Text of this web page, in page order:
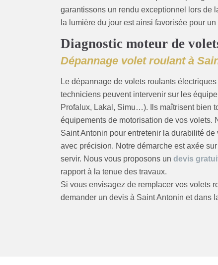
garantissons un rendu exceptionnel lors de
la lumière du jour est ainsi favorisée pour
Diagnostic moteur de
Dépannage volet roulant à
Le dépannage de volets roulants
techniciens peuvent intervenir sur les
Profalux, Lakal, Simu…). Ils maîtrisent bien
équipements de motorisation de vos volets.
Saint Antonin pour entretenir la durabilité
avec précision. Notre démarche est axée
servir. Nous vous proposons un devis
rapport à la tenue des travaux.
Si vous envisagez de remplacer vos volets
demander un devis à Saint Antonin et dans